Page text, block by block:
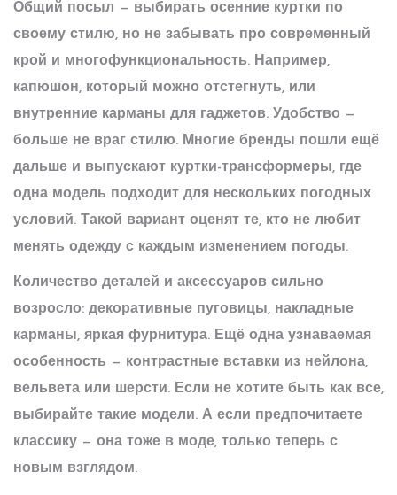
Общий посыл — выбирать осенние куртки по
своему стилю, но не забывать про современный
крой и многофункциональность. Например,
капюшон, который можно отстегнуть, или
внутренние карманы для гаджетов. Удобство —
больше не враг стилю. Многие бренды пошли ещё
дальше и выпускают куртки-трансформеры, где
одна модель подходит для нескольких погодных
условий. Такой вариант оценят те, кто не любит
менять одежду с каждым изменением погоды.
Количество деталей и аксессуаров сильно
возросло: декоративные пуговицы, накладные
карманы, яркая фурнитура. Ещё одна узнаваемая
особенность — контрастные вставки из нейлона,
вельвета или шерсти. Если не хотите быть как все,
выбирайте такие модели. А если предпочитаете
классику — она тоже в моде, только теперь с
новым взглядом.